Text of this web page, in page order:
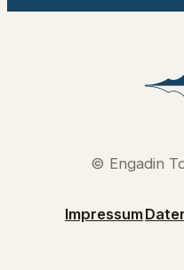
© Engadin
Impressum